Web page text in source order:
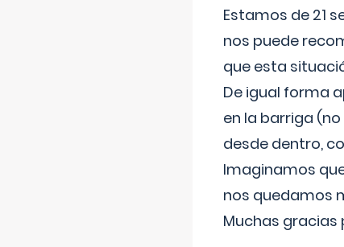
Estamos de 21
nos puede
que esta
De igual forma
en la barriga
desde dentro,
Imaginamos
nos quedamos
Muchas gracias